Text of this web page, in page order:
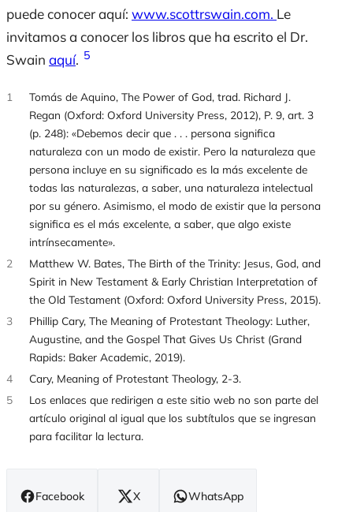
puede conocer aquí: www.scottrswain.com. Le
invitamos a conocer los libros que ha escrito el Dr.
Swain aquí. 5
1
Tomás de Aquino, The Power of God, trad. Richard J.
Regan (Oxford: Oxford University Press, 2012), P. 9, art. 3
(p. 248): «Debemos decir que . . . persona significa
naturaleza con un modo de existir. Pero la naturaleza que
persona incluye en su significado es la más excelente de
todas las naturalezas, a saber, una naturaleza intelectual
por su género. Asimismo, el modo de existir que la persona
significa es el más excelente, a saber, que algo existe
intrínsecamente».
2
Matthew W. Bates, The Birth of the Trinity: Jesus, God, and
Spirit in New Testament & Early Christian Interpretation of
the Old Testament (Oxford: Oxford University Press, 2015).
3
Phillip Cary, The Meaning of Protestant Theology: Luther,
Augustine, and the Gospel That Gives Us Christ (Grand
Rapids: Baker Academic, 2019).
4
Cary, Meaning of Protestant Theology, 2-3.
5
Los enlaces que redirigen a este sitio web no son parte del
artículo original al igual que los subtítulos que se ingresan
para facilitar la lectura.
Facebook
(se
X
(se
WhatsApp
(se